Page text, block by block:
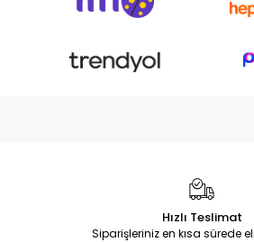
Hızlı Teslimat
Siparişleriniz en kısa sürede